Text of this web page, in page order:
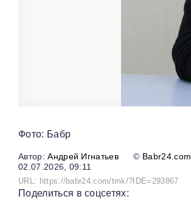
Фото: Бабр
Андрей Игнатьев © Babr24.com
02.07.2026, 09:11
URL: https://babr24.com/tmk/?IDE=293867
Поделиться в соцсетях: